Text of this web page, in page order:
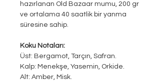
hazırlanan Old Bazaar mumu, 200 gr
ve ortalama 40 saatlik bir yanma
süresine sahip.
Koku Notaları:
Üst: Bergamot, Tarçın, Safran.
Kalp: Menekşe, Yasemin, Orkide.
Alt: Amber, Misk.